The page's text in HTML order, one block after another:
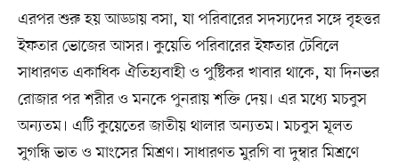
এরপর শুরু হয় আড্ডায় বসা, যা পরিবারের সদস্যদের সঙ্গে বৃহত্তর
ইফতার ভোজের আসর। কুয়েতি পরিবারের ইফতার টেবিলে
সাধারণত একাধিক ঐতিহ্যবাহী ও পুষ্টিকর খাবার থাকে, যা দিনভর
রোজার পর শরীর ও মনকে পুনরায় শক্তি দেয়। এর মধ্যে মচবুস
অন্যতম। এটি কুয়েতের জাতীয় থালার অন্যতম। মচবুস মূলত
সুগন্ধি ভাত ও মাংসের মিশ্রণ। সাধারণত মুরগি বা দুম্বার মিশ্রণে